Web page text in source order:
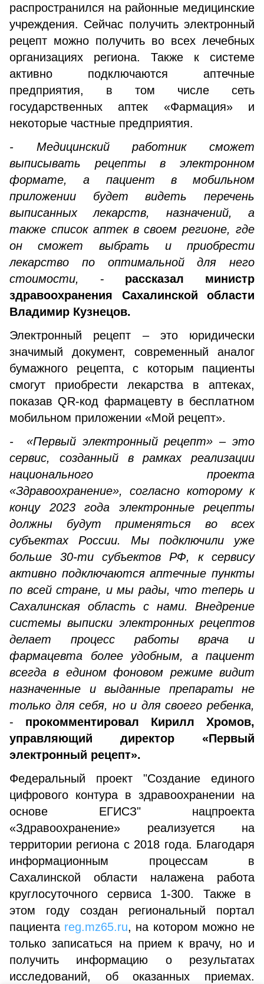
распространился на районные медицинские
учреждения. Сейчас получить электронный
рецепт можно получить во всех лечебных
организациях региона. Также к системе
активно подключаются аптечные
предприятия, в том числе сеть
государственных аптек «Фармация» и
некоторые частные предприятия.
- Медицинский работник сможет
выписывать рецепты в электронном
формате, а пациент в мобильном
приложении будет видеть перечень
выписанных лекарств, назначений, а
также список аптек в своем регионе, где
он сможет выбрать и приобрести
лекарство по оптимальной для него
стоимости, - рассказал министр
здравоохранения Сахалинской области
Владимир Кузнецов.
Электронный рецепт – это юридически
значимый документ, современный аналог
бумажного рецепта, с которым пациенты
смогут приобрести лекарства в аптеках,
показав QR-код фармацевту в бесплатном
мобильном приложении «Мой рецепт».
- «Первый электронный рецепт» – это
сервис, созданный в рамках реализации
национального проекта
«Здравоохранение», согласно которому к
концу 2023 года электронные рецепты
должны будут применяться во всех
субъектах России. Мы подключили уже
больше 30-ти субъектов РФ, к сервису
активно подключаются аптечные пункты
по всей стране, и мы рады, что теперь и
Сахалинская область с нами. Внедрение
системы выписки электронных рецептов
делает процесс работы врача и
фармацевта более удобным, а пациент
всегда в едином фоновом режиме видит
назначенные и выданные препараты не
только для себя, но и для своего ребенка,
- прокомментировал Кирилл Хромов,
управляющий директор «Первый
электронный рецепт».
Федеральный проект "Создание единого
цифрового контура в здравоохранении на
основе ЕГИСЗ" нацпроекта
«Здравоохранение» реализуется на
территории региона с 2018 года. Благодаря
информационным процессам в
Сахалинской области налажена работа
круглосуточного сервиса 1-300. Также в
этом году создан региональный портал
пациента reg.mz65.ru, на котором можно не
только записаться на прием к врачу, но и
получить информацию о результатах
исследований, об оказанных приемах.